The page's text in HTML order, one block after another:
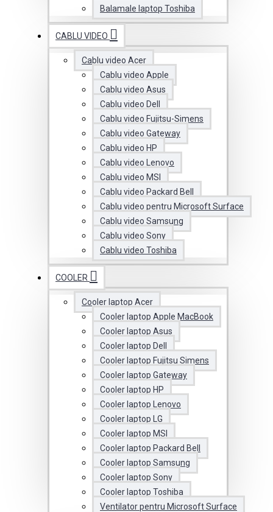
Balamale laptop Toshiba
CABLU VIDEO
Cablu video Acer
Cablu video Apple
Cablu video Asus
Cablu video Dell
Cablu video Fujitsu-Simens
Cablu video Gateway
Cablu video HP
Cablu video Lenovo
Cablu video MSI
Cablu video Packard Bell
Cablu video pentru Microsoft Surface
Cablu video Samsung
Cablu video Sony
Cablu video Toshiba
COOLER
Cooler laptop Acer
Cooler laptop Apple MacBook
Cooler laptop Asus
Cooler laptop Dell
Cooler laptop Fujitsu Simens
Cooler laptop Gateway
Cooler laptop HP
Cooler laptop Lenovo
Cooler laptop LG
Cooler laptop MSI
Cooler laptop Packard Bell
Cooler laptop Samsung
Cooler laptop Sony
Cooler laptop Toshiba
Ventilator pentru Microsoft Surface